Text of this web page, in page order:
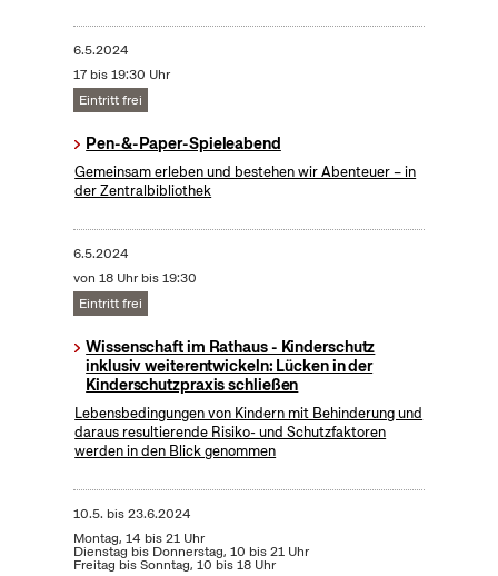
6.5.2024
17 bis 19:30 Uhr
Eintritt frei
Pen-&-Paper-Spieleabend
Gemeinsam erleben und bestehen wir Abenteuer – in
der Zentralbibliothek
6.5.2024
von 18 Uhr bis 19:30
Eintritt frei
Wissenschaft im Rathaus - Kinderschutz
inklusiv weiterentwickeln: Lücken in der
Kinderschutzpraxis schließen
Lebensbedingungen von Kindern mit Behinderung und
daraus resultierende Risiko- und Schutzfaktoren
werden in den Blick genommen
10.5. bis23.6.2024
Montag, 14 bis 21 Uhr
Dienstag bis Donnerstag, 10 bis 21 Uhr
Freitag bis Sonntag, 10 bis 18 Uhr